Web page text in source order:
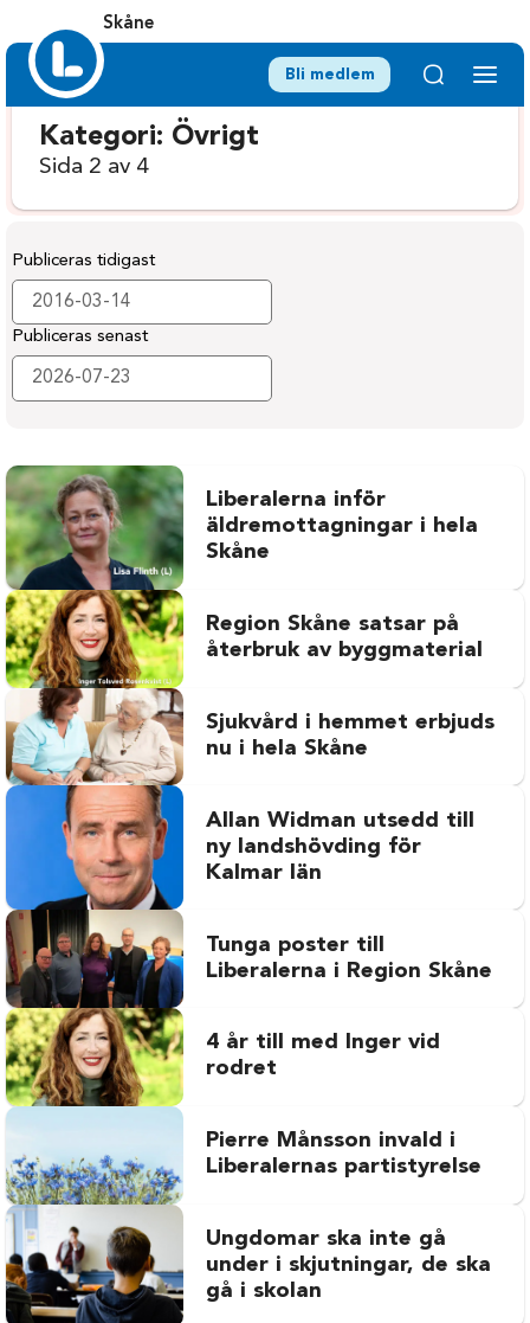
Skåne
Bli medlem
Kategori: Övrigt
Sida 2 av 4
Publiceras tidigast
Publiceras senast
Liberalerna inför
äldremottagningar i hela
Skåne
Region Skåne satsar på
återbruk av byggmaterial
Sjukvård i hemmet erbjuds
nu i hela Skåne
Allan Widman utsedd till
ny landshövding för
Kalmar län
Tunga poster till
Liberalerna i Region Skåne
4 år till med Inger vid
rodret
Pierre Månsson invald i
Liberalernas partistyrelse
Ungdomar ska inte gå
under i skjutningar, de ska
gå i skolan